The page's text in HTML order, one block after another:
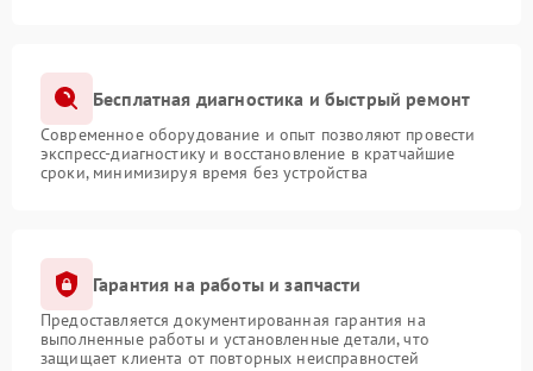
Бесплатная диагностика и быстрый ремонт
Современное оборудование и опыт позволяют провести
экспресс-диагностику и восстановление в кратчайшие
сроки, минимизируя время без устройства
Гарантия на работы и запчасти
Предоставляется документированная гарантия на
выполненные работы и установленные детали, что
защищает клиента от повторных неисправностей